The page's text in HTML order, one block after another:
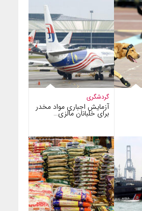
گردشگری
آزمایش اجباری مواد مخدر
برای خلبانان مالزی…